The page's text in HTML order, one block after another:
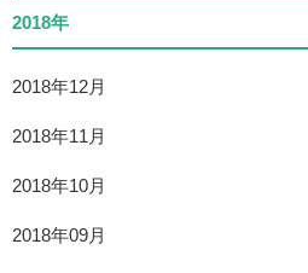
2018年
2018年12月
2018年11月
2018年10月
2018年09月